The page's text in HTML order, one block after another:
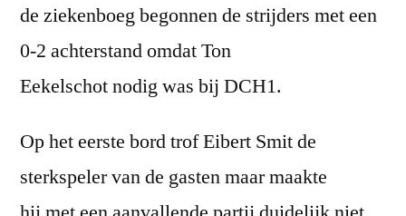
de ziekenboeg begonnen de strijders met een
0-2 achterstand omdat Ton
Eekelschot nodig was bij DCH1.
Op het eerste bord trof Eibert Smit de
sterkspeler van de gasten maar maakte